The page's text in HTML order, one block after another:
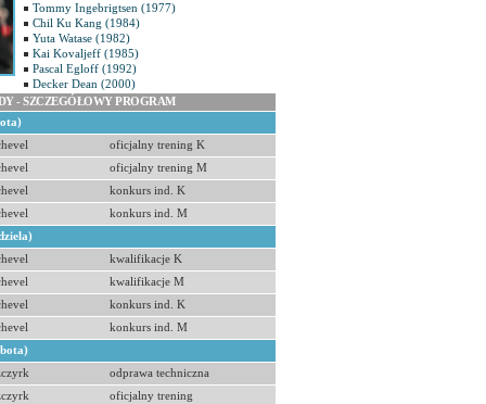
Tommy Ingebrigtsen (1977)
Chil Ku Kang (1984)
Yuta Watase (1982)
Kai Kovaljeff (1985)
Pascal Egloff (1992)
Decker Dean (2000)
- SZCZEGÓŁOWY PROGRAM
oficjalny trening K
oficjalny trening M
konkurs ind. K
konkurs ind. M
kwalifikacje K
kwalifikacje M
konkurs ind. K
konkurs ind. M
odprawa techniczna
oficjalny trening